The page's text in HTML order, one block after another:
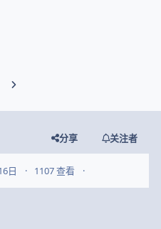
carousel slide
Next carousel slide
分享
关注者
日
1107 查看